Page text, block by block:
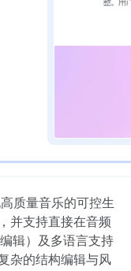
质量音乐的可控生
并支持直接在音频
辑）及多语言支持
杂的结构编辑与风